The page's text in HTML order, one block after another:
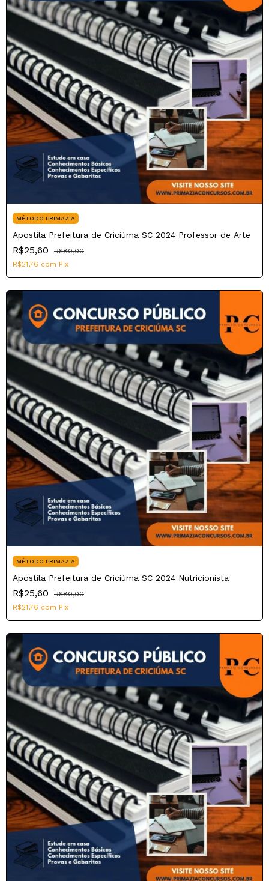
MÉTODO PRIMAZIA
Apostila Prefeitura de Criciúma SC 2024 Professor de Arte
R$25,60
R$80,00
R$21,76 com Pix
MÉTODO PRIMAZIA
Apostila Prefeitura de Criciúma SC 2024 Nutricionista
R$25,60
R$80,00
R$21,76 com Pix